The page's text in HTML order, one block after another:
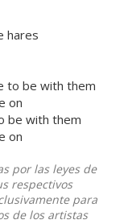
hares
to be with them
on
be with them
on
por las leyes de
respectivos
para
de los artistas